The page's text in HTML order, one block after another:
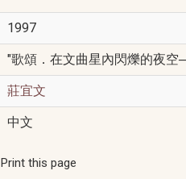
1997
"歌頌．在文曲星內閃爍的夜空
莊宜文
中文
Print this page